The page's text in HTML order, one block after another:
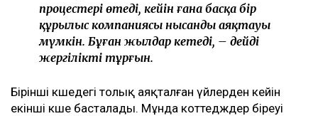
процестері өтеді, кейін ғана басқа бір
құрылыс компаниясы нысанды аяқтауы
мүмкін. Бұған жылдар кетеді, – дейді
жергілікті тұрғын.
Бірінші көшедегі толық аяқталған үйлерден кейін
екінші көше басталады. Мұнда коттедждер біреуі